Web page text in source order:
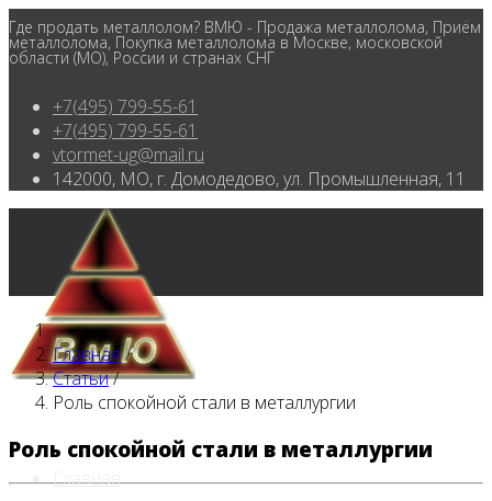
Где продать металлолом? ВМЮ - Продажа металлолома, Приём
металлолома, Покупка металлолома в Москве, московской
области (МО), России и странах СНГ
+7(495) 799-55-61
+7(495) 799-55-61
vtormet-ug@mail.ru
142000, МО, г. Домодедово, ул. Промышленная, 11
Главная
Главная/
Статьи/
Роль спокойной стали в металлургии
Роль спокойной стали в металлургии